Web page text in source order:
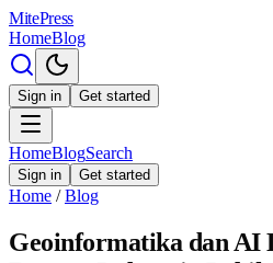
MitePress
HomeBlog
Sign in Get started
HomeBlogSearch
Sign in Get started
Home / Blog
Geoinformatika dan AI